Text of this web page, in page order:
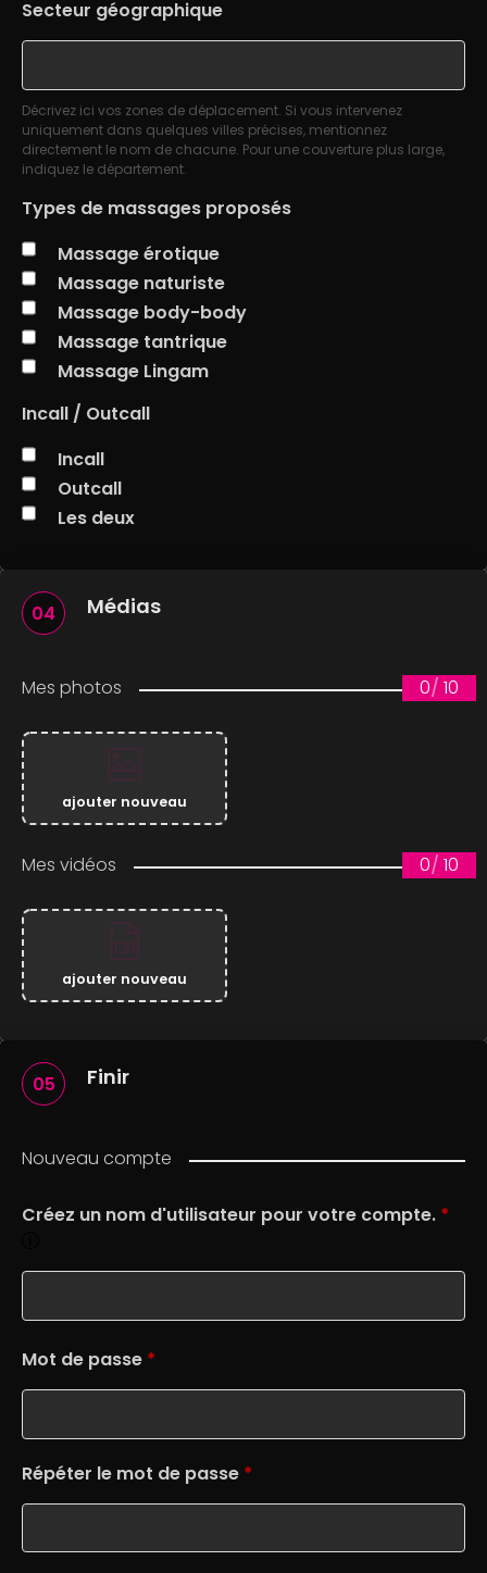
Secteur géographique
Décrivez ici vos zones de déplacement. Si vous intervenez
uniquement dans quelques villes précises, mentionnez
directement le nom de chacune. Pour une couverture plus large,
indiquez le département.
Types de massages proposés
Massage érotique
Massage naturiste
Massage body-body
Massage tantrique
Massage Lingam
Incall / Outcall
Incall
Outcall
Les deux
04 Médias
Mes photos 0/ 10
ajouter nouveau
Mes vidéos 0/ 10
ajouter nouveau
05 Finir
Nouveau compte
Créez un nom d'utilisateur pour votre compte. *
Mot de passe *
Répéter le mot de passe *